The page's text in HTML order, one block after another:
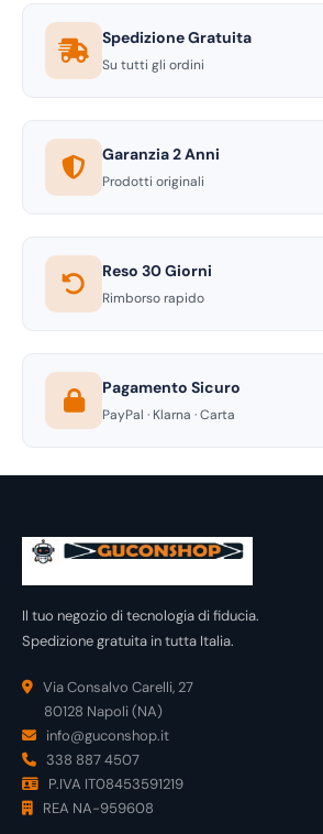
Spedizione Gratuita
Su tutti gli ordini
Garanzia 2 Anni
Prodotti originali
Reso 30 Giorni
Rimborso rapido
Pagamento Sicuro
PayPal · Klarna · Carta
Il tuo negozio di tecnologia di fiducia.
Spedizione gratuita in tutta Italia.
Via Consalvo Carelli, 27
80128 Napoli (NA)
info@guconshop.it
338 887 4507
P.IVA IT08453591219
REA NA-959608